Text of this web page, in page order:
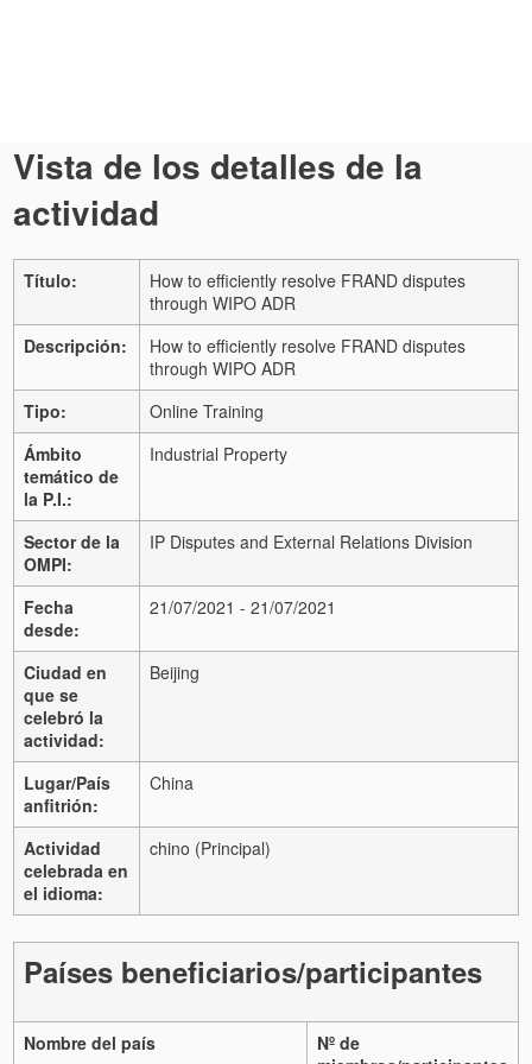
Vista de los detalles de la
actividad
Título:
How to efficiently resolve FRAND disputes
through WIPO ADR
Descripción:
How to efficiently resolve FRAND disputes
through WIPO ADR
Tipo:
Online Training
Ámbito
temático de
la P.I.:
Industrial Property
Sector de la
OMPI:
IP Disputes and External Relations Division
Fecha
desde:
21/07/2021 - 21/07/2021
Ciudad en
que se
celebró la
actividad:
Beijing
Lugar/País
anfitrión:
China
Actividad
celebrada en
el idioma:
chino (Principal)
Países beneficiarios/participantes
Nombre del país
Nº de